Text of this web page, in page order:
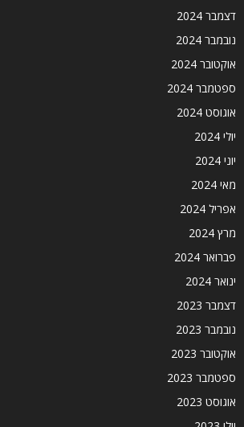
דצמבר 2024
נובמבר 2024
אוקטובר 2024
ספטמבר 2024
אוגוסט 2024
יולי 2024
יוני 2024
מאי 2024
אפריל 2024
מרץ 2024
פברואר 2024
ינואר 2024
דצמבר 2023
נובמבר 2023
אוקטובר 2023
ספטמבר 2023
אוגוסט 2023